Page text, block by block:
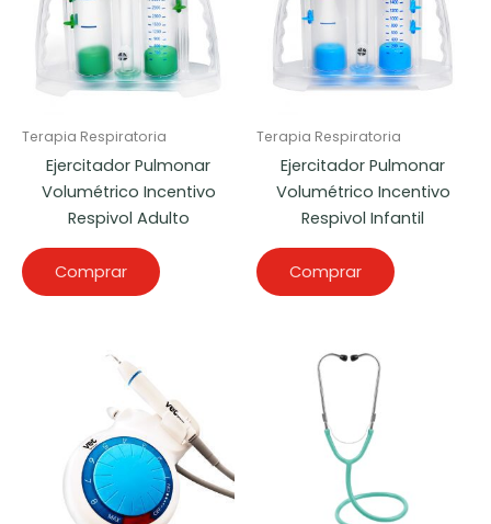
Terapia Respiratoria
Ejercitador Pulmonar
Volumétrico Incentivo
Respivol Adulto
Comprar
Terapia Respiratoria
Ejercitador Pulmonar
Volumétrico Incentivo
Respivol Infantil
Comprar